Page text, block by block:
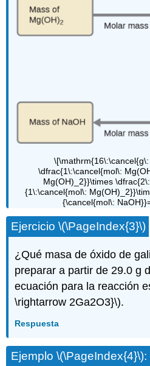
\dfrac{1\:\cancel{mol\:
Mg(OH)_2}}\times
{1\:\cancel{mol\:
{\cancel{mol\:
Ejercicio \(\PageIndex{3}\)
¿Qué masa de óxido de
preparar a partir de 29.0 g
ecuación para la reacción
\rightarrow 2Ga2O3}\).
Respuesta
Ejemplo \(\PageIndex{4}\):